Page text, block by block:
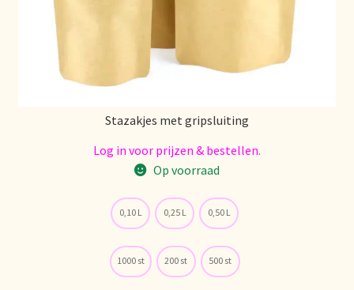
Stazakjes met gripsluiting
Log in voor prijzen & bestellen.
Op voorraad
0,10 L 0,25 L 0,50 L
1000 st 200 st 500 st